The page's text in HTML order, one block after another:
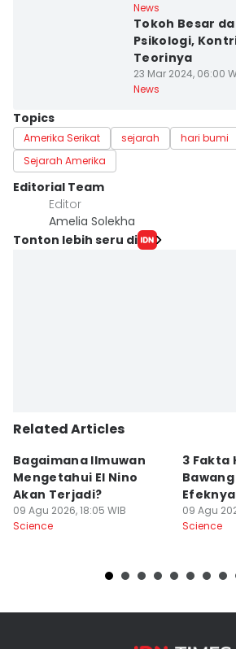
News
Tokoh Besar
Psikologi,
Teorinya
23 Mar 2024, 06:00
News
Topics
Amerika Serikat sejarah hari bumi
Sejarah Amerika
Editorial Team
Editor
Amelia Solekha
Tonton lebih seru di
Related Articles
Bagaimana Ilmuwan
Mengetahui El Nino
Akan Terjadi?
09 Agu 2026, 18:05 WIB
Science
3 Fakta
09 Agu
Science